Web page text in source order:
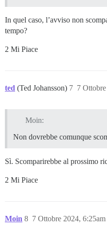
In quel caso, l’avviso non
tempo?
2 Mi Piace
ted (Ted Johansson) 7
7
Moin:
Non dovrebbe comunque
Sì. Scomparirebbe al prossimo
2 Mi Piace
Moin 7 Ottobre 2024, 6:25am
8